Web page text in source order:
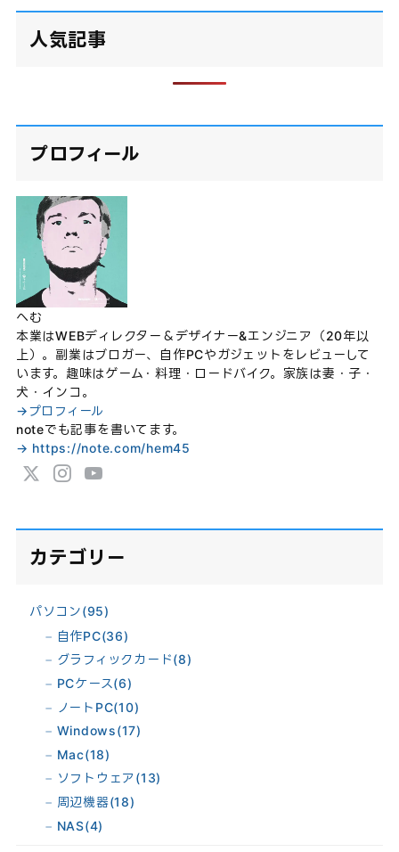
人気記事
プロフィール
へむ
本業はWEBディレクター＆デザイナー&エンジニア（20年以
上）。副業はブロガー、自作PCやガジェットをレビューして
います。趣味はゲーム・料理・ロードバイク。家族は妻・子・
犬・インコ。
→プロフィール
noteでも記事を書いてます。
→ https://note.com/hem45
カテゴリー
パソコン(95)
自作PC(36)
グラフィックカード(8)
PCケース(6)
ノートPC(10)
Windows(17)
Mac(18)
ソフトウェア (13)
周辺機器(18)
NAS(4)